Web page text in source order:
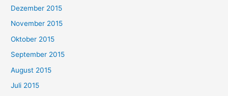
Dezember 2015
November 2015
Oktober 2015
September 2015
August 2015
Juli 2015